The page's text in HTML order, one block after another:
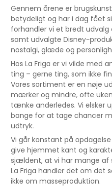
Gennem årene er
betydeligt og har i dag fået
forhandler vi et bredt
samt udvalgte Disney-
nostalgi, glæde og
Hos La Friga er vi vilde med
ting – gerne ting, som ikke
Vores sortiment er en nøje
mærker og mindre, ofte
tænke anderledes. Vi elsker
bange for at tage chancer
udtryk.
Vi går konstant på
give hjemmet kant og
sjældent, at vi har mange af
La Friga handler det om det
ikke om masseproduktion.